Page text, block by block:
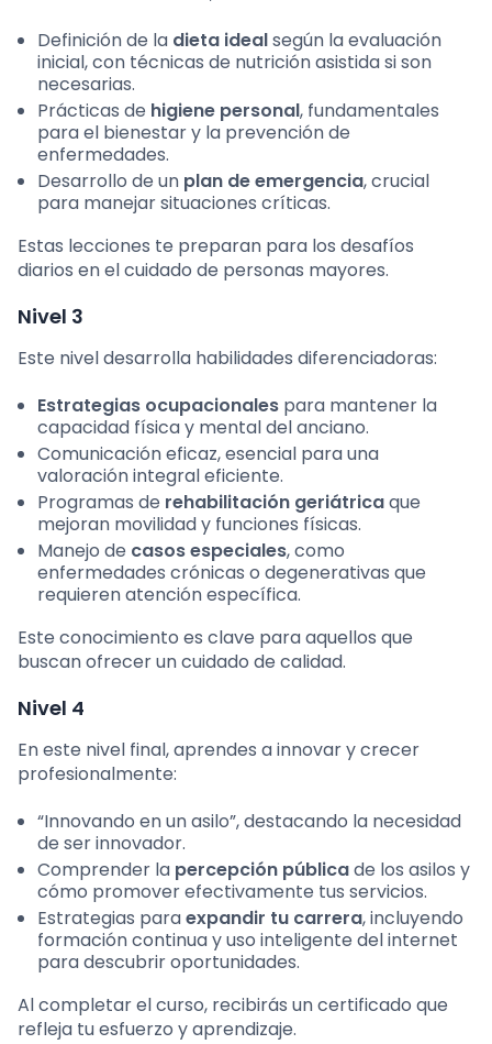
Definición de la dieta idealsegún la evaluación
inicial, con técnicas de nutrición asistida si son
necesarias.
Prácticas de higiene personal, fundamentales
para el bienestar y la prevención de
enfermedades.
Desarrollo de un plan de emergencia, crucial
para manejar situaciones críticas.
Estas lecciones te preparan para los desafíos
diarios en el cuidado de personas mayores.
Nivel 3
Este nivel desarrolla habilidades diferenciadoras:
Estrategias ocupacionales para mantener la
capacidad física y mental del anciano.
Comunicación eficaz, esencial para una
valoración integral eficiente.
Programas de rehabilitación geriátricaque
mejoran movilidad y funciones físicas.
Manejo de casos especiales, como
enfermedades crónicas o degenerativas que
requieren atención específica.
Este conocimiento es clave para aquellos que
buscan ofrecer un cuidado de calidad.
Nivel 4
En este nivel final, aprendes a innovar y crecer
profesionalmente:
“Innovando en un asilo”, destacando la necesidad
de ser innovador.
Comprender la percepción públicade los asilos y
cómo promover efectivamente tus servicios.
Estrategias paraexpandir tu carrera, incluyendo
formación continua y uso inteligente del internet
para descubrir oportunidades.
Al completar el curso, recibirás un certificado que
refleja tu esfuerzo y aprendizaje.